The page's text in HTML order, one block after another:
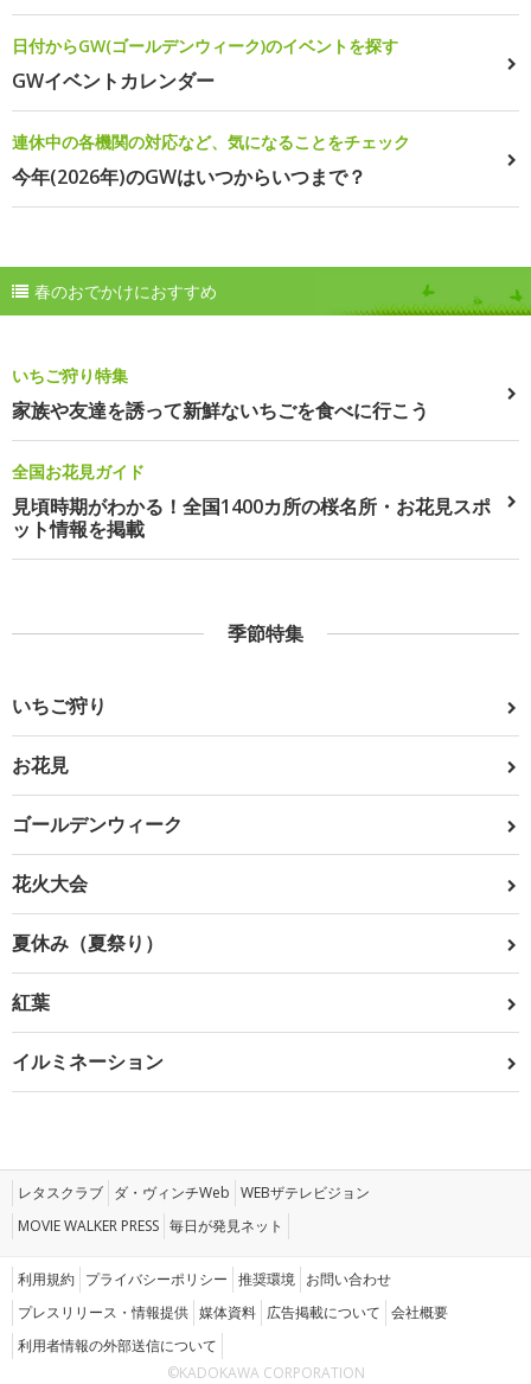
日付からGW(ゴールデンウィーク)のイベントを探す
GWイベントカレンダー
連休中の各機関の対応など、気になることをチェック
今年(2026年)のGWはいつからいつまで？
春のおでかけにおすすめ
いちご狩り特集
家族や友達を誘って新鮮ないちごを食べに行こう
全国お花見ガイド
見頃時期がわかる！全国1400カ所の桜名所・お花見スポ
ット情報を掲載
季節特集
いちご狩り
お花見
ゴールデンウィーク
花火大会
夏休み（夏祭り）
紅葉
イルミネーション
レタスクラブ ダ・ヴィンチWeb WEBザテレビジョン
MOVIE WALKER PRESS 毎日が発見ネット
利用規約 プライバシーポリシー 推奨環境 お問い合わせ
プレスリリース・情報提供 媒体資料 広告掲載について 会社概要
利用者情報の外部送信について
©KADOKAWA CORPORATION